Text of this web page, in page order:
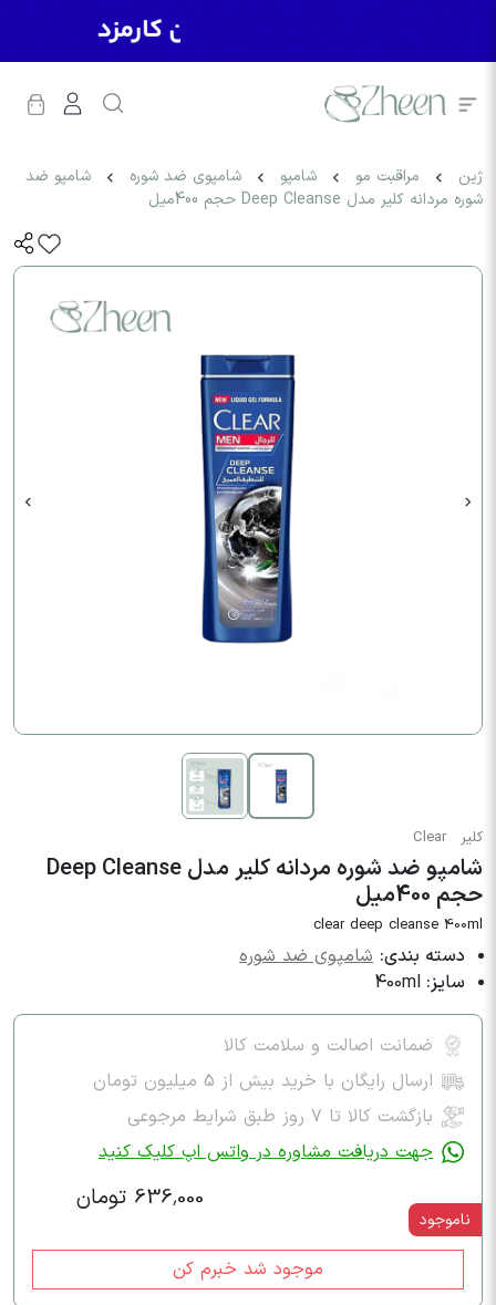
ژین مراقبت مو شامپو شامپوی ضد شوره
شامپو ضد
شوره مردانه کلیر مدل Deep Cleanse حجم 400میل
کلیر Clear
شامپو ضد شوره مردانه کلیر مدل Deep Cleanse
حجم 400میل
clear deep cleanse 400ml
دسته بندی: شامپوی ضد شوره
سایز: 400ml
ضمانت اصالت و سلامت کالا
ارسال رایگان با خرید بیش از 5 میلیون تومان
بازگشت کالا تا ۷ روز طبق شرایط مرجوعی
جهت دریافت مشاوره در واتس اپ کلیک کنید
636,000 تومان
ناموجود
موجود شد خبرم کن